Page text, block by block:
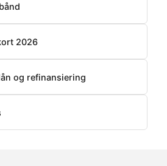
2026
og refinansiering